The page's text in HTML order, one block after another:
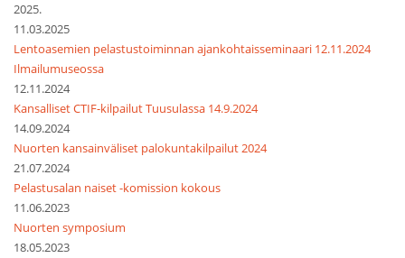
2025.
11.03.2025
Lentoasemien pelastustoiminnan ajankohtaisseminaari 12.11.2024
Ilmailumuseossa
12.11.2024
Kansalliset CTIF-kilpailut Tuusulassa 14.9.2024
14.09.2024
Nuorten kansainväliset palokuntakilpailut 2024
21.07.2024
Pelastusalan naiset -komission kokous
11.06.2023
Nuorten symposium
18.05.2023